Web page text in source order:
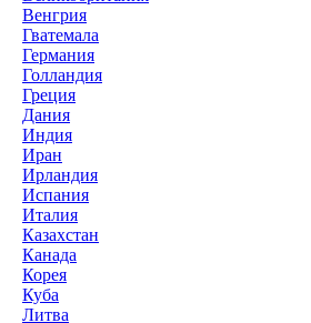
Венгрия
Гватемала
Германия
Голландия
Греция
Дания
Индия
Иран
Ирландия
Испания
Италия
Казахстан
Канада
Корея
Куба
Литва